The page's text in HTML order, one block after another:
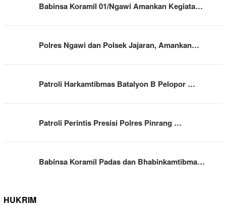
Babinsa Koramil 01/Ngawi Amankan Kegiata…
Polres Ngawi dan Polsek Jajaran, Amankan…
Patroli Harkamtibmas Batalyon B Pelopor …
Patroli Perintis Presisi Polres Pinrang …
Babinsa Koramil Padas dan Bhabinkamtibma…
HUKRIM